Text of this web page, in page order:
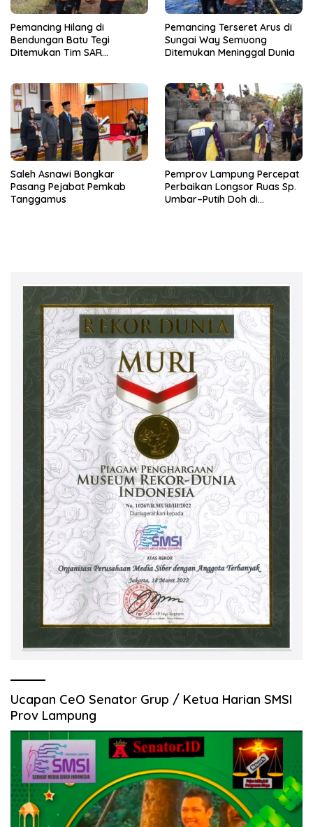
Pemancing Hilang di
Bendungan Batu Tegi
Ditemukan Tim SAR
Pemancing Terseret Arus di
Sungai Way Semuong
Ditemukan Meninggal Dunia
Saleh Asnawi Bongkar
Pasang Pejabat Pemkab
Tanggamus
Pemprov Lampung Percepat
Perbaikan Longsor Ruas Sp.
Umbar–Putih Doh di
Ucapan CeO Senator Grup / Ketua Harian SMSI
Prov Lampung